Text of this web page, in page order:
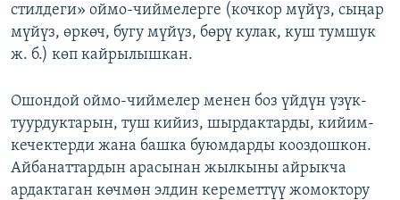
стилдеги» оймо-чиймелерге (кочкор мүйүз, сыңар
мүйүз, өркөч, бугу мүйүз, бөрү кулак, куш тумшук
ж. б.) көп кайрылышкан.
Ошондой оймо-чиймелер менен боз үйдүн үзүк-
туурдуктарын, туш кийиз, шырдактарды, кийим-
кечектерди жана башка буюмдарды кооздошкон.
Айбанаттардын арасынан жылкыны айрыкча
ардактаган көчмөн элдин кереметтүү жомоктору